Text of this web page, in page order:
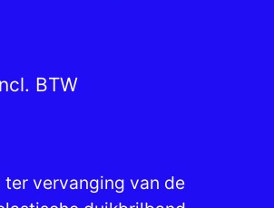
BTW
ter vervanging van de